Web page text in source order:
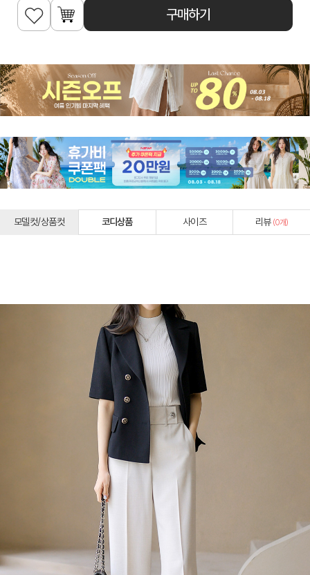
구매하기
모델컷/상품컷 코디상품 사이즈 리뷰 (0개)